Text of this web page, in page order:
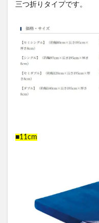
三つ折りタイプです。
■11cm